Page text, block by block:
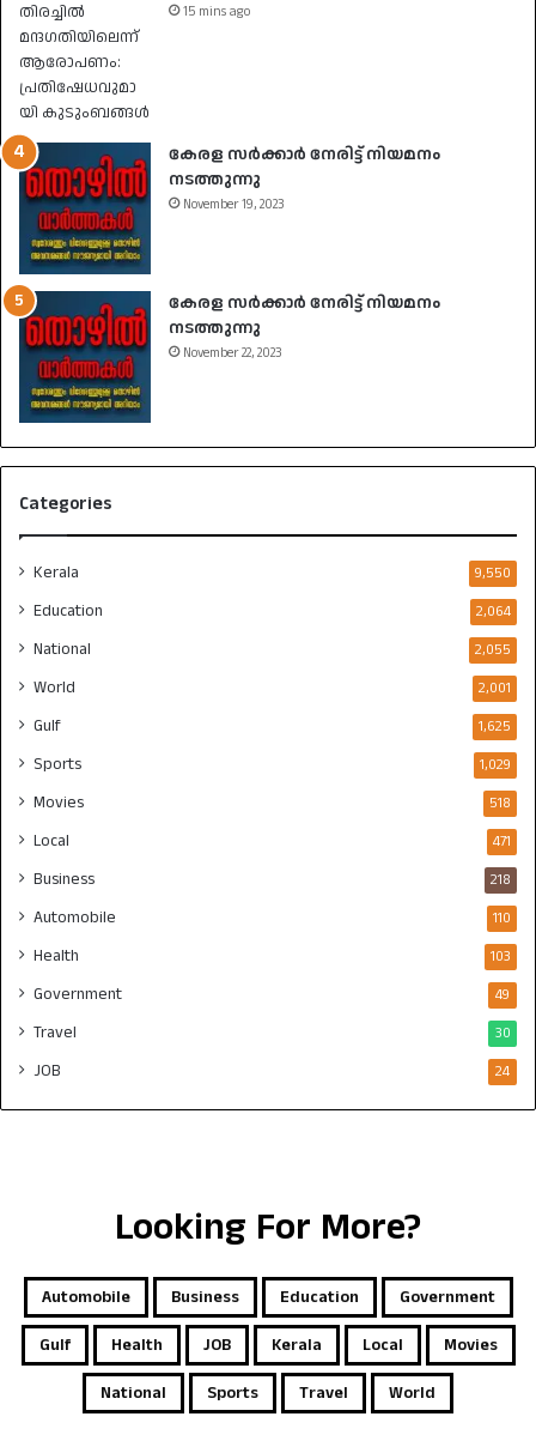
15 mins ago
കേരള സർക്കാർ നേരിട്ട് നിയമനം
നടത്തുന്നു
November 19, 2023
കേരള സർക്കാർ നേരിട്ട് നിയമനം
നടത്തുന്നു
November 22, 2023
Categories
Kerala 9,550
Education 2,064
National 2,055
World 2,001
Gulf 1,625
Sports 1,029
Movies 518
Local 471
Business 218
Automobile 110
Health 103
Government 49
Travel 30
JOB 24
Looking For More?
Automobile Business Education
Government
Gulf
Health JOB Kerala Local
Movies
National
Sports Travel World